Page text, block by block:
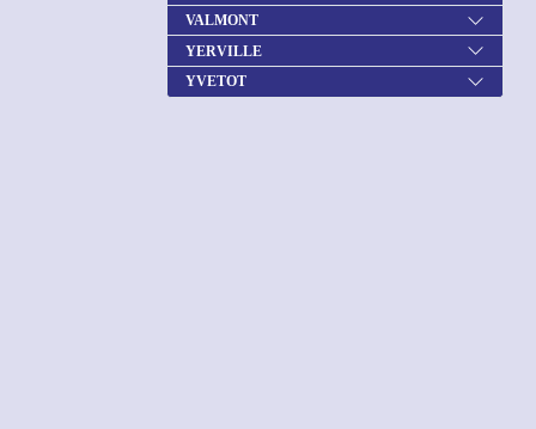
VALMONT
YERVILLE
YVETOT